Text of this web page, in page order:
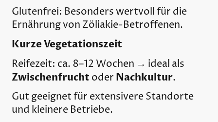
Glutenfrei: Besonders wertvoll für die
Ernährung von Zöliakie-Betroffenen.
Kurze Vegetationszeit
Reifezeit: ca. 8–12 Wochen → ideal als
Zwischenfruchtoder Nachkultur.
Gut geeignet für extensivere Standorte
und kleinere Betriebe.